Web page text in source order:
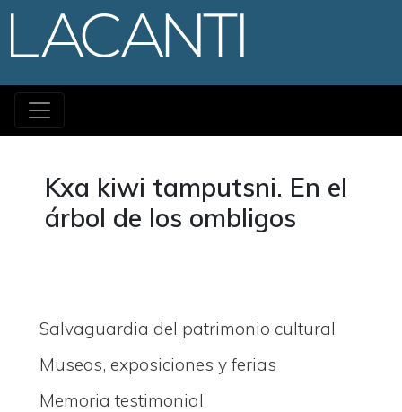
Pasar al contenido
Kxa kiwi tamputsni. En el
árbol de los ombligos
Salvaguardia del patrimonio cultural
Museos, exposiciones y ferias
Memoria testimonial